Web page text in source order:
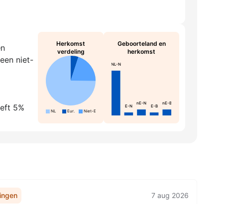
niet-
5%
Herkomst
verdeling
NL Eur. Niet-Eur.
Geboorteland en
herkomst
NL-N
E-N
nE-N
E-B
nE-B
7 aug 2026